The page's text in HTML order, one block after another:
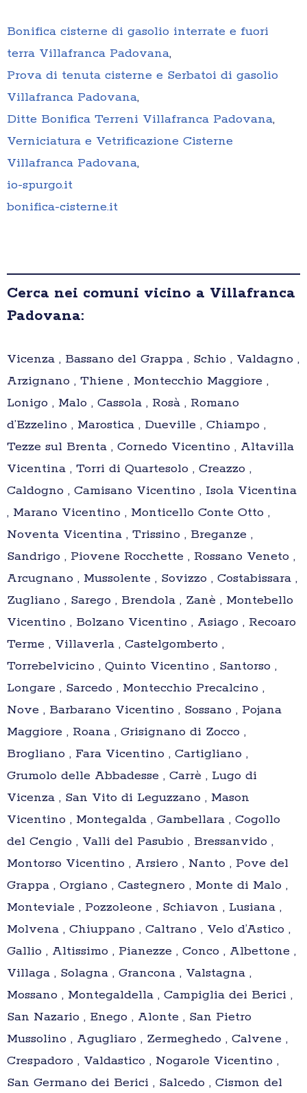
Bonifica cisterne di gasolio interrate e fuori
terra Villafranca Padovana,
Prova di tenuta cisterne e Serbatoi di gasolio
Villafranca Padovana,
Ditte Bonifica Terreni Villafranca Padovana,
Verniciatura e Vetrificazione Cisterne
Villafranca Padovana,
io-spurgo.it
bonifica-cisterne.it
Cerca nei comuni vicino a Villafranca
Padovana:
Vicenza , Bassano del Grappa , Schio , Valdagno ,
Arzignano , Thiene , Montecchio Maggiore ,
Lonigo , Malo , Cassola , Rosà , Romano
d’Ezzelino , Marostica , Dueville , Chiampo ,
Tezze sul Brenta , Cornedo Vicentino , Altavilla
Vicentina , Torri di Quartesolo , Creazzo ,
Caldogno , Camisano Vicentino , Isola Vicentina
, Marano Vicentino , Monticello Conte Otto ,
Noventa Vicentina , Trissino , Breganze ,
Sandrigo , Piovene Rocchette , Rossano Veneto ,
Arcugnano , Mussolente , Sovizzo , Costabissara ,
Zugliano , Sarego , Brendola , Zanè , Montebello
Vicentino , Bolzano Vicentino , Asiago , Recoaro
Terme , Villaverla , Castelgomberto ,
Torrebelvicino , Quinto Vicentino , Santorso ,
Longare , Sarcedo , Montecchio Precalcino ,
Nove , Barbarano Vicentino , Sossano , Pojana
Maggiore , Roana , Grisignano di Zocco ,
Brogliano , Fara Vicentino , Cartigliano ,
Grumolo delle Abbadesse , Carrè , Lugo di
Vicenza , San Vito di Leguzzano , Mason
Vicentino , Montegalda , Gambellara , Cogollo
del Cengio , Valli del Pasubio , Bressanvido ,
Montorso Vicentino , Arsiero , Nanto , Pove del
Grappa , Orgiano , Castegnero , Monte di Malo ,
Monteviale , Pozzoleone , Schiavon , Lusiana ,
Molvena , Chiuppano , Caltrano , Velo d’Astico ,
Gallio , Altissimo , Pianezze , Conco , Albettone ,
Villaga , Solagna , Grancona , Valstagna ,
Mossano , Montegaldella , Campiglia dei Berici ,
San Nazario , Enego , Alonte , San Pietro
Mussolino , Agugliaro , Zermeghedo , Calvene ,
Crespadoro , Valdastico , Nogarole Vicentino ,
San Germano dei Berici , Salcedo , Cismon del